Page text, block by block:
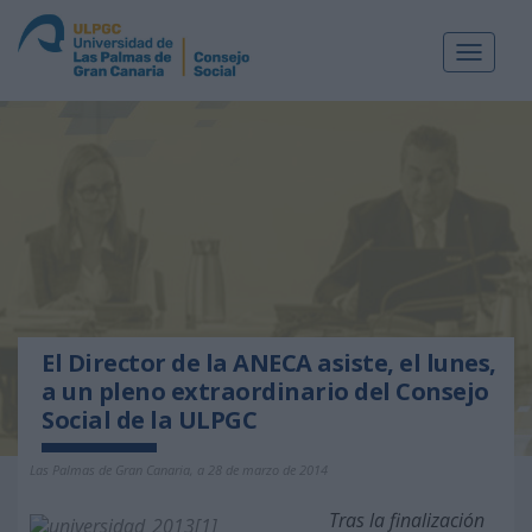
Toggle
El Director de la ANECA asiste, el lunes,
a un pleno extraordinario del Consejo
Social de la ULPGC
Las Palmas de Gran Canaria, a 28 de marzo de 2014
Tras la finalización